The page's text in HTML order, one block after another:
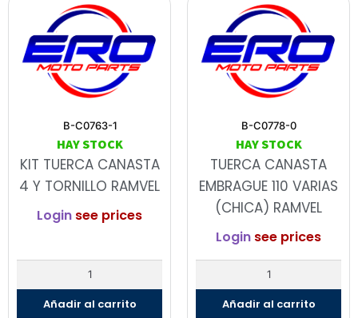
B-C0763-1
HAY STOCK
KIT TUERCA CANASTA
4 Y TORNILLO RAMVEL
Login see prices
Añadir al carrito
B-C0778-0
HAY STOCK
TUERCA CANASTA
EMBRAGUE 110 VARIAS
(CHICA) RAMVEL
Login see prices
Añadir al carrito